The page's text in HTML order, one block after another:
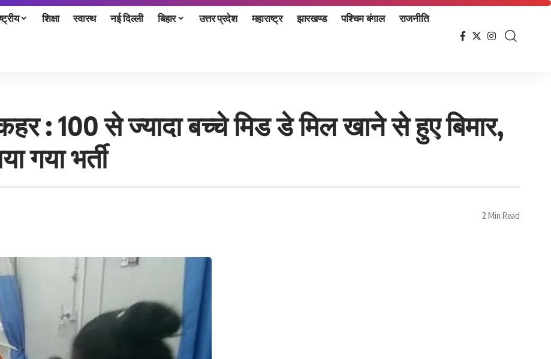
शिक्षा स्वास्थ नई दिल्ली बिहार उत्तर प्रदेश महाराष्ट्र झारखण्ड पश्चिम बंगाल राजनीति
: 100 से ज्यादा बच्चे मिड डे मिल खाने से हुए बिमार,
गया भर्ती
2 Min Read